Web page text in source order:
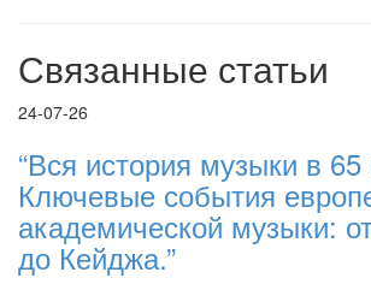
Связанные статьи
24-07-26
“Вся история музыки в 65
Ключевые события
академической музыки:
до Кейджа.”